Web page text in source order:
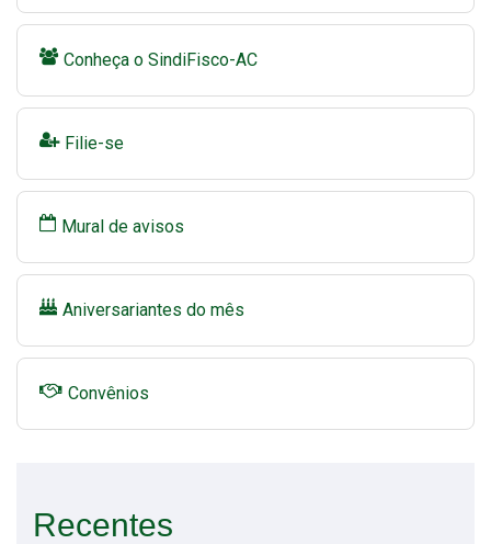
Conheça o SindiFisco-AC
Filie-se
Mural de avisos
Aniversariantes do mês
Convênios
Recentes